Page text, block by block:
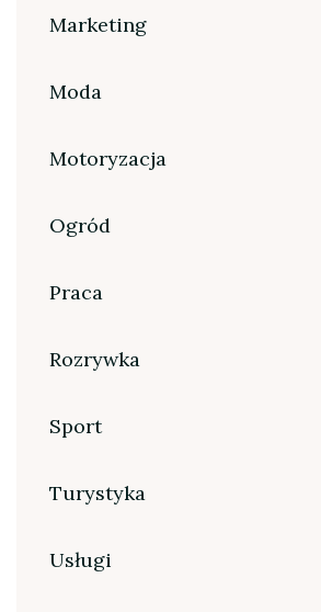
Marketing
Moda
Motoryzacja
Ogród
Praca
Rozrywka
Sport
Turystyka
Usługi